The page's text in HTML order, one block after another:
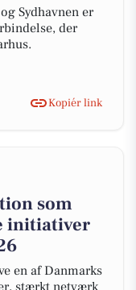
Sydhavnen er
der
Kopiér link
som
initiativer
en af Danmarks
stærkt netværk